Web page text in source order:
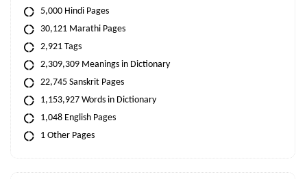
5,000 Hindi Pages
30,121 Marathi Pages
2,921 Tags
2,309,309 Meanings in Dictionary
22,745 Sanskrit Pages
1,153,927 Words in Dictionary
1,048 English Pages
1 Other Pages